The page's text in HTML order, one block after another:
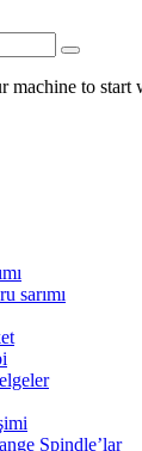
machine to start
sarımı
Spindle’lar